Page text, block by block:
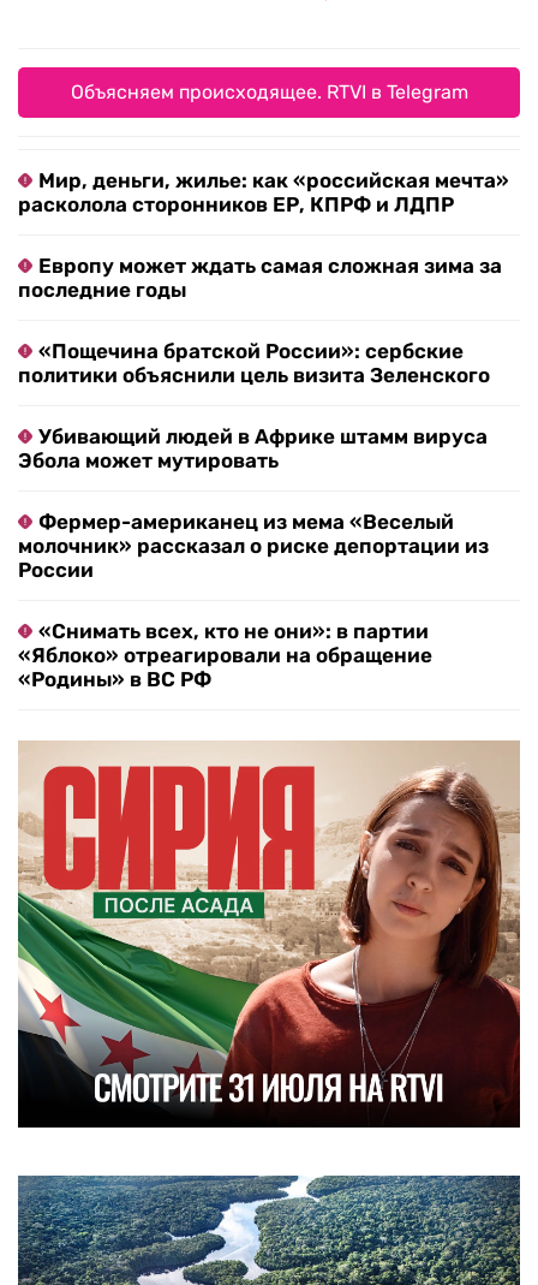
Объясняем происходящее. RTVI в Telegram
Мир, деньги, жилье: как «российская мечта»
расколола сторонников ЕР, КПРФ и ЛДПР
Европу может ждать самая сложная зима за
последние годы
«Пощечина братской России»: сербские
политики объяснили цель визита Зеленского
Убивающий людей в Африке штамм вируса
Эбола может мутировать
Фермер-американец из мема «Веселый
молочник» рассказал о риске депортации из
России
«Снимать всех, кто не они»: в партии
«Яблоко» отреагировали на обращение
«Родины» в ВС РФ